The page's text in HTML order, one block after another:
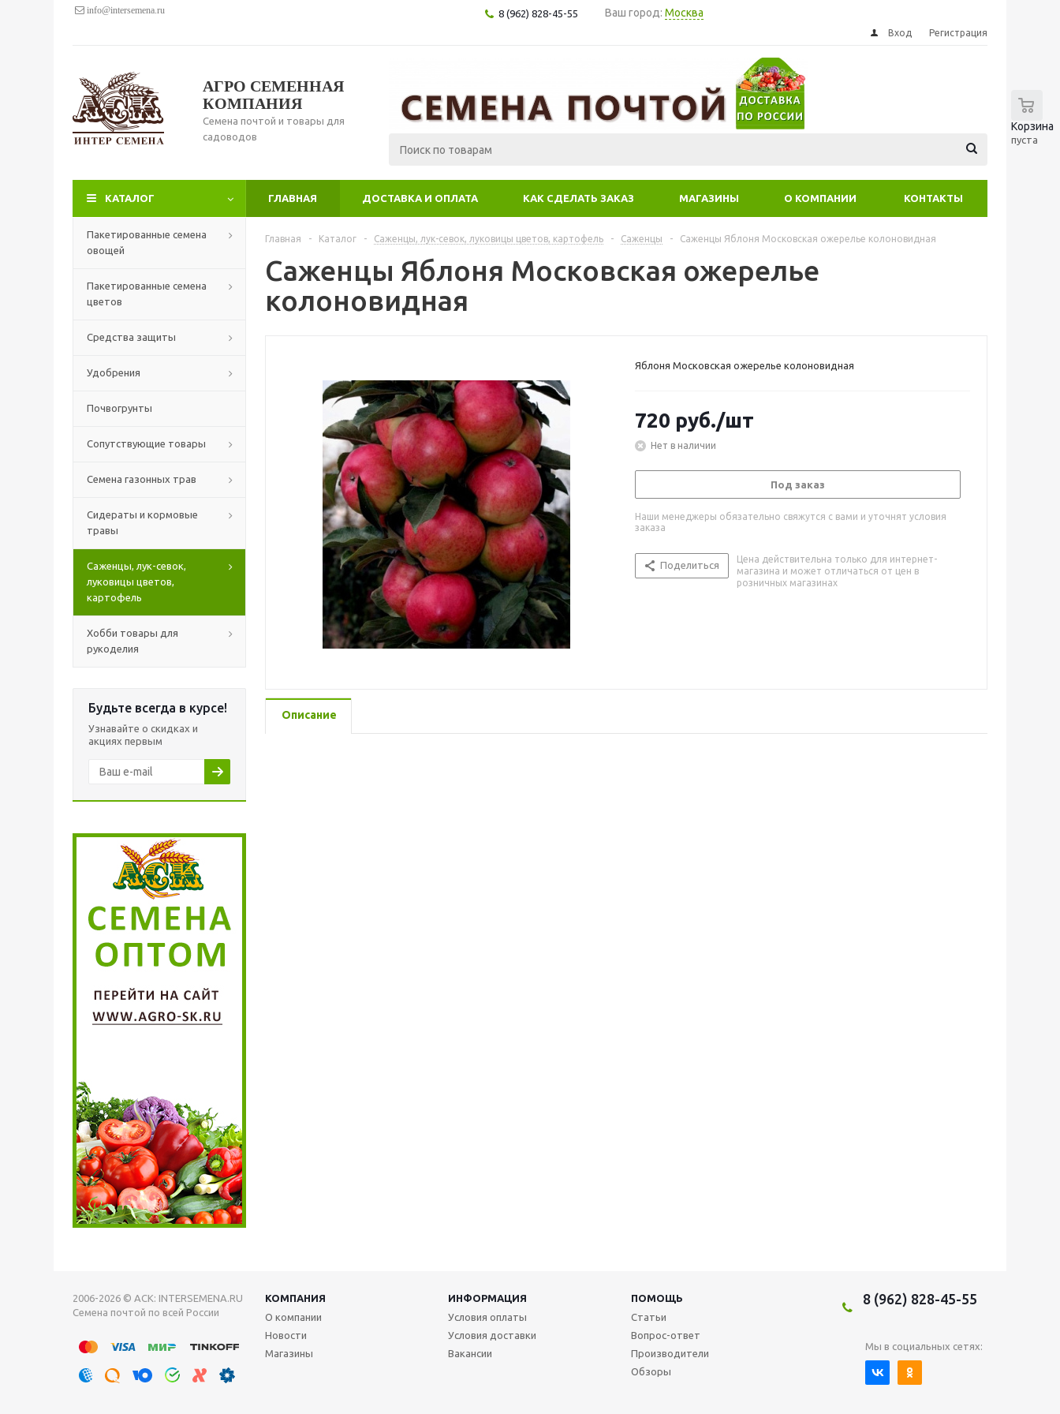
info@intersemena.ru 8 (962) 828-45-55 Ваш город: Москва
Вход Регистрация
АГРО СЕМЕННАЯ
КОМПАНИЯ
Семена почтой и товары для
садоводов
Корзина
пуста
КАТАЛОГ ГЛАВНАЯ ДОСТАВКА И ОПЛАТА КАК СДЕЛАТЬ ЗАКАЗ МАГАЗИНЫ О КОМПАНИИ КОНТАКТЫ
Пакетированные семена
овощей
Пакетированные семена
цветов
Средства защиты
Удобрения
Почвогрунты
Сопутствующие товары
Семена газонных трав
Сидераты и кормовые
травы
Саженцы, лук-севок,
луковицы цветов,
картофель
Хобби товары для
рукоделия
Будьте всегда в курсе!
Узнавайте о скидках и
акциях первым
Главная - Каталог - Саженцы, лук-севок, луковицы цветов, картофель - Саженцы - Саженцы Яблоня Московская ожерелье колоновидная
Саженцы Яблоня Московская ожерелье
колоновидная
Яблоня Московская ожерелье колоновидная
720 руб./шт
Нет в наличии
Под заказ
Наши менеджеры обязательно свяжутся с вами и уточнят условия
заказа
Поделиться
Цена действительна только для интернет-
магазина и может отличаться от цен в
розничных магазинах
Описание
2006-2026 © АСК: INTERSEMENA.RU
Семена почтой по всей России
КОМПАНИЯ ИНФОРМАЦИЯ
ПОМОЩЬ
О компании
Новости
Магазины
Условия оплаты
Условия доставки
Вакансии
Статьи
Вопрос-ответ
Производители
Обзоры
8 (962) 828-45-55
Мы в социальных сетях: